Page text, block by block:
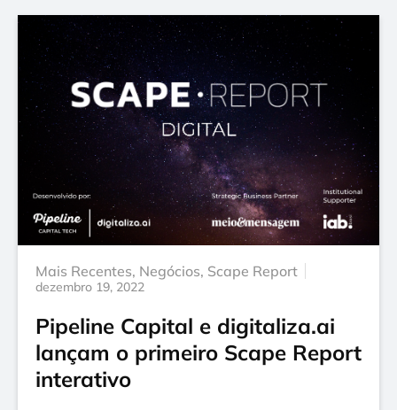
Mais Recentes, Negócios, Scape Report
dezembro 19, 2022
Pipeline Capital e digitaliza.ai
lançam o primeiro Scape Report
interativo